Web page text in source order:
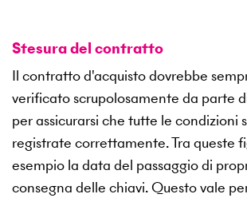
Stesura del contratto
Il contratto d'acquisto dovrebbe
verificato scrupolosamente da parte
per assicurarsi che tutte le condizioni
registrate correttamente. Tra queste
esempio la data del passaggio di
consegna delle chiavi. Questo vale